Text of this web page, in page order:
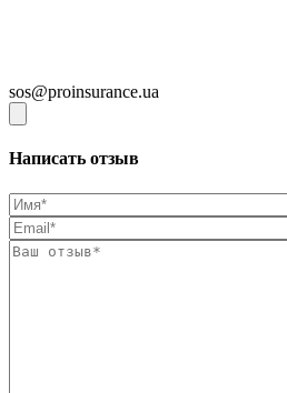
sos@proinsurance.ua
Написать отзыв